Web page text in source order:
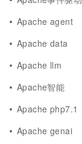
Apache agent
Apache data
Apache llm
Apache智能
Apache php7.1
Apache genai